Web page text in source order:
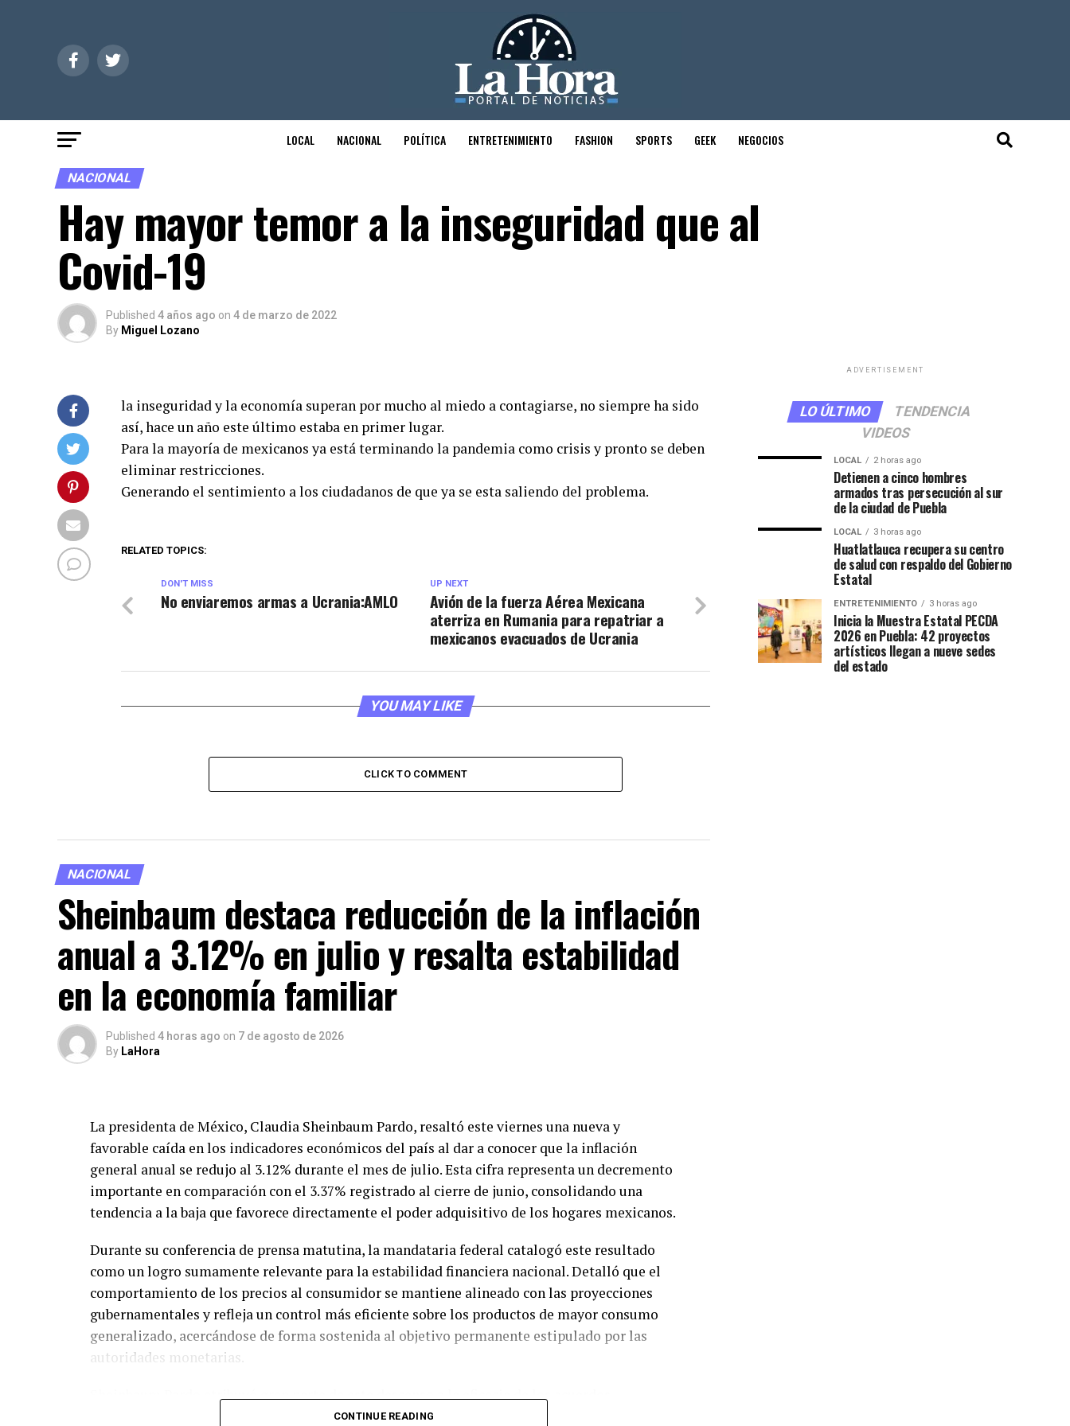
LOCAL NACIONAL POLÍTICA ENTRETENIMIENTO FASHION SPORTS GEEK NEGOCIOS
NACIONAL
Hay mayor temor a la inseguridad que al
Covid-19
Published 4 años ago on 4 de marzo de 2022
By Miguel Lozano
la inseguridad y la economía superan por mucho al miedo a contagiarse, no siempre ha sido
así, hace un año este último estaba en primer lugar.
Para la mayoría de mexicanos ya está terminando la pandemia como crisis y pronto se deben
eliminar restricciones.
Generando el sentimiento a los ciudadanos de que ya se esta saliendo del problema.
RELATED TOPICS:
UP NEXT
Avión de la fuerza Aérea Mexicana
aterriza en Rumania para repatriar a
mexicanos evacuados de Ucrania
DON'T MISS
No enviaremos armas a Ucrania:AMLO
YOU MAY LIKE
CLICK TO COMMENT
NACIONAL
Sheinbaum destaca reducción de la inflación
anual a 3.12% en julio y resalta estabilidad
en la economía familiar
Published 4 horas ago on 7 de agosto de 2026
By LaHora
La presidenta de México, Claudia Sheinbaum Pardo, resaltó este viernes una nueva y
favorable caída en los indicadores económicos del país al dar a conocer que la inflación
general anual se redujo al 3.12% durante el mes de julio. Esta cifra representa un decremento
importante en comparación con el 3.37% registrado al cierre de junio, consolidando una
tendencia a la baja que favorece directamente el poder adquisitivo de los hogares mexicanos.
Durante su conferencia de prensa matutina, la mandataria federal catalogó este resultado
como un logro sumamente relevante para la estabilidad financiera nacional. Detalló que el
comportamiento de los precios al consumidor se mantiene alineado con las proyecciones
gubernamentales y refleja un control más eficiente sobre los productos de mayor consumo
generalizado, acercándose de forma sostenida al objetivo permanente estipulado por las
autoridades monetarias.
Sheinbaum Pardo atribuyó gran parte de este descenso a la eficacia de los acuerdos
voluntarios impulsados por el Gobierno Federal, entre los cuales destaca el Paquete Contra
CONTINUE READING
ADVERTISEMENT
LO ÚLTIMO
TENDENCIA
VIDEOS
LOCAL 2 horas ago
Detienen a cinco hombres
armados tras persecución al sur
de la ciudad de Puebla
LOCAL 3 horas ago
Huatlatlauca recupera su centro
de salud con respaldo del Gobierno
Estatal
ENTRETENIMIENTO 3 horas ago
Inicia la Muestra Estatal PECDA
2026 en Puebla: 42 proyectos
artísticos llegan a nueve sedes
del estado